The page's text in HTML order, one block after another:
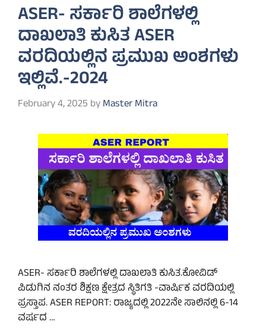
ASER- ಸರ್ಕಾರಿ ಶಾಲೆಗಳಲ್ಲಿ
ದಾಖಲಾತಿ ಕುಸಿತ ASER
ವರದಿಯಲ್ಲಿನ ಪ್ರಮುಖ ಅಂಶಗಳು
ಇಲ್ಲಿವೆ.-2024
February 4, 2025 byMaster Mitra
ASER- ಸರ್ಕಾರಿ ಶಾಲೆಗಳಲ್ಲಿ ದಾಖಲಾತಿ ಕುಸಿತ.ಕೋವಿಡ್
ಪಿಡುಗಿನ ನಂತರ ಶಿಕ್ಷಣ ಕ್ಷೇತ್ರದ ಸ್ಥಿತಿಗತಿ -ವಾರ್ಷಿಕ ವರದಿಯಲ್ಲಿ
ಪ್ರಸ್ತಾಪ. ASER REPORT: ರಾಜ್ಯದಲ್ಲಿ 2022ನೇ ಸಾಲಿನಲ್ಲಿ 6-14
ವರ್ಷದ …